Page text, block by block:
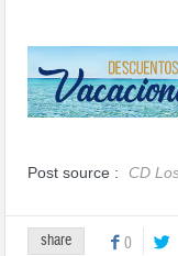
Post source : CD
share 0